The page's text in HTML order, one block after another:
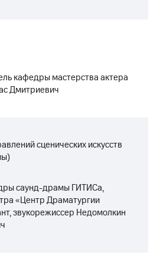
кафедры мастерства актера
Дмитриевич
сценических искусств
саунд-драмы ГИТИСа,
«Центр Драматургии
звукорежиссер Недомолкин